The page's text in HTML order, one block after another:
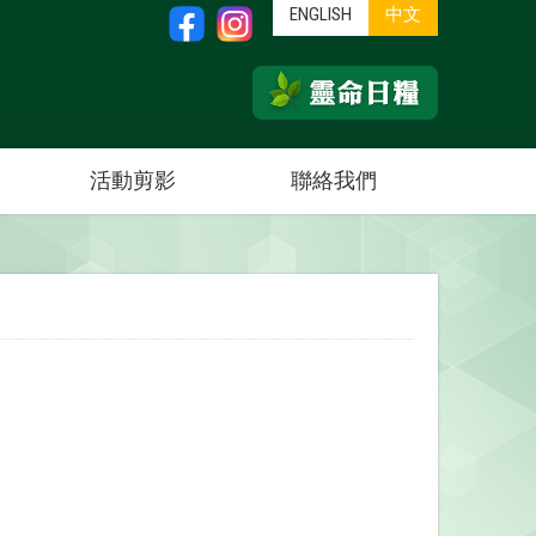
ENGLISH 中文
活動剪影 聯絡我們